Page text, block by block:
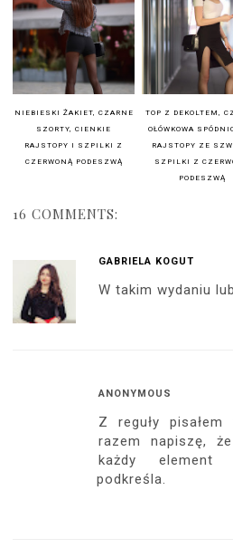
NIEBIESKI ŻAKIET, CZARNE
SZORTY, CIENKIE
RAJSTOPY I SZPILKI Z
CZERWONĄ PODESZWĄ
TOP Z DEKOLTEM,
OŁÓWKOWA
RAJSTOPY ZE
SZPILKI Z
PODESZWĄ
16 COMMENTS:
GABRIELA KOGUT
W takim wydaniu
ANONYMOUS
Z reguły
razem napiszę,
każdy
podkreśla.